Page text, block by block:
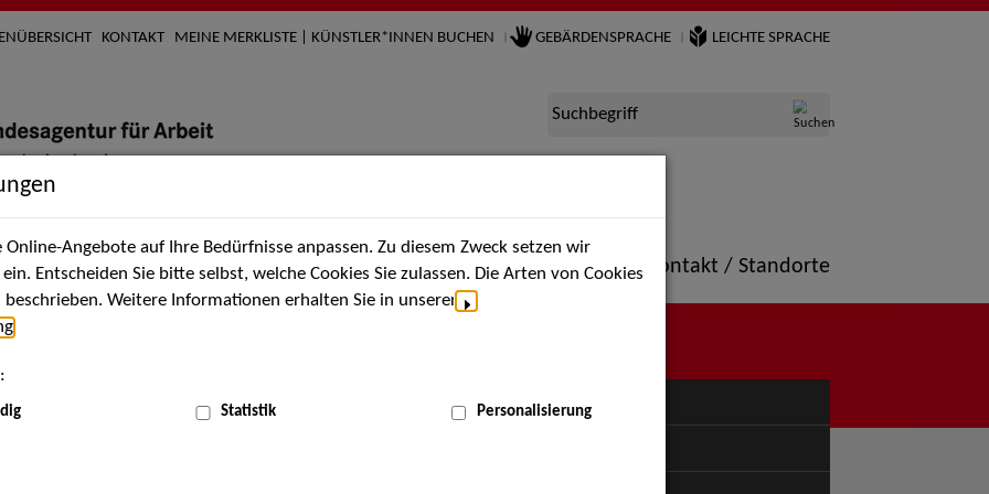
KONTAKT MEINE MERKLISTE | KÜNSTLER*INNEN BUCHEN GEBÄRDENSPRACHE LEICHTE SPRACHE
Suchbegriff
Künstler*innen Über uns Aktuelles Termine Portfolio Kontakt / Standorte
MENÜ
Angebote auf Ihre Bedürfnisse anpassen. Zu diesem Zweck setzen wir
Entscheiden Sie bitte selbst, welche Cookies Sie zulassen. Die Arten von Cookies
Weitere Informationen erhalten Sie in unserer
Statistik Personalisierung